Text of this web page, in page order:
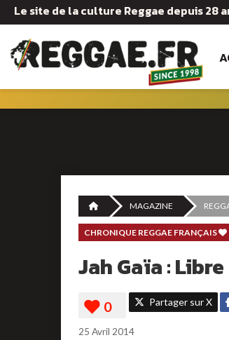
Le site de la culture Reggae depuis 28
MAGAZINE
CHRONIQUE REGGAE FRANÇAIS
Jah Gaïa : Libre
Partager sur X
25 Avril 2014